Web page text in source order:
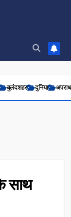
बुलंदशहर दुनिया अपराध
साथ